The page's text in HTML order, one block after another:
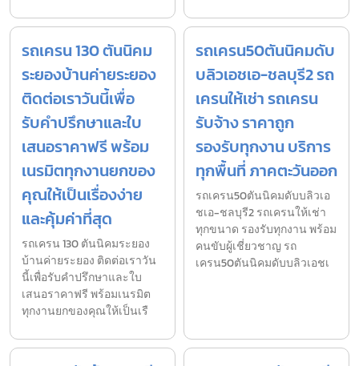
รถเครน 130 ตันนิคม
ระยองบ้านค่ายระยอง
ติดต่อเราวันนี้เพื่อ
รับคำปรึกษาและใบ
เสนอราคาฟรี พร้อม
เนรมิตทุกงานยกของ
คุณให้เป็นเรื่องง่าย
และคุ้มค่าที่สุด
รถเครน 130 ตันนิคมระยอง
บ้านค่ายระยอง ติดต่อเราวัน
นี้เพื่อรับคำปรึกษาและใบ
เสนอราคาฟรี พร้อมเนรมิต
ทุกงานยกของคุณให้เป็นเรื
รถเครน50ตันนิคมดับ
บลิวเอชเอ-ชลบุรี2 รถ
เครนให้เช่า รถเครน
รับจ้าง ราคาถูก
รองรับทุกงาน บริการ
ทุกพื้นที่ ภาคตะวันออก
รถเครน50ตันนิคมดับบลิวเอ
ชเอ-ชลบุรี2 รถเครนให้เช่า
ทุกขนาด รองรับทุกงาน พร้อม
คนขับผู้เชี่ยวชาญ รถ
เครน50ตันนิคมดับบลิวเอชเ